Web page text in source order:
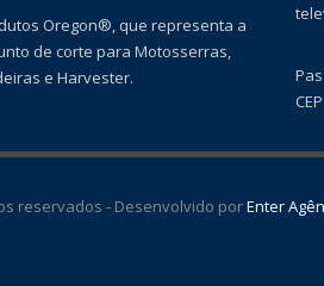
Oregon®, que representa a
de corte para Motosserras,
e Harvester.
reservados - Desenvolvido porEnter